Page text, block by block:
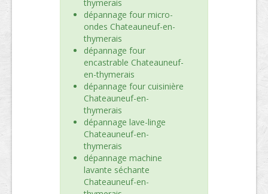
thymerais
dépannage four micro-
ondes Chateauneuf-en-
thymerais
dépannage four
encastrable Chateauneuf-
en-thymerais
dépannage four cuisinière
Chateauneuf-en-
thymerais
dépannage lave-linge
Chateauneuf-en-
thymerais
dépannage machine
lavante séchante
Chateauneuf-en-